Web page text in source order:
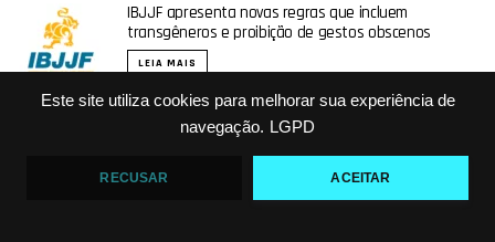
Este site utiliza cookies para melhorar sua experiência de
navegação. LGPD
RECUSAR ACEITAR
IBJJF apresenta novas regras que incluem
transgêneros e proibição de gestos obscenos
LEIA MAIS
Meregali finaliza Preguiça no mata-leão no Fight Pass
Invitational 5